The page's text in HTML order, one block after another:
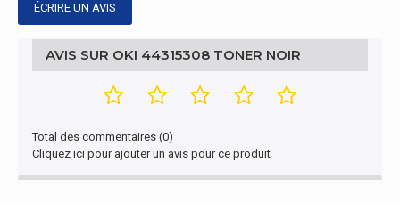
ÉCRIRE UN AVIS
AVIS SUR OKI 44315308 TONER NOIR
Total des commentaires (0)
Cliquez ici pour ajouter un avis pour ce produit